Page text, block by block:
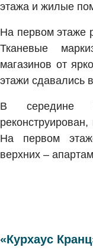
этажа и жилые
На первом этаже
Тканевые
магазинов от
этажи сдавались
В середине
На первом
верхних –
«Курхаус